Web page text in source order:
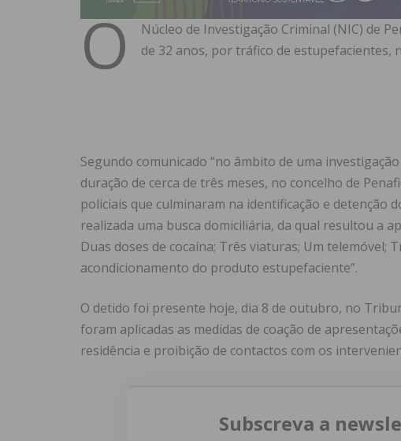
O
Núcleo de Investigação Criminal (NIC) de
de 32 anos, por tráfico de estupefacientes,
Segundo comunicado “no âmbito de uma
duração de cerca de três meses, no concelho de
policiais que culminaram na identificação e detenção
realizada uma busca domiciliária, da qual resultou a
Duas doses de cocaína; Três viaturas; Um telemóvel;
acondicionamento do produto estupefaciente”.
O detido foi presente hoje, dia 8 de outubro, no
foram aplicadas as medidas de coação de
residência e proibição de contactos com os
Subscreva a